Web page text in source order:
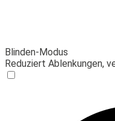
Blinden-Modus
Reduziert Ablenkungen,